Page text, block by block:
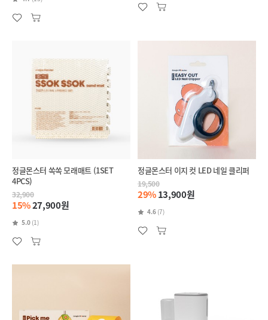
정글몬스터 쏙쏙 모래매트 (1SET
4PCS)
32,900
15%27,900원
5.0 (1)
정글몬스터 이지 컷 LED 네일 클리퍼
19,500
29%13,900원
4.6 (7)